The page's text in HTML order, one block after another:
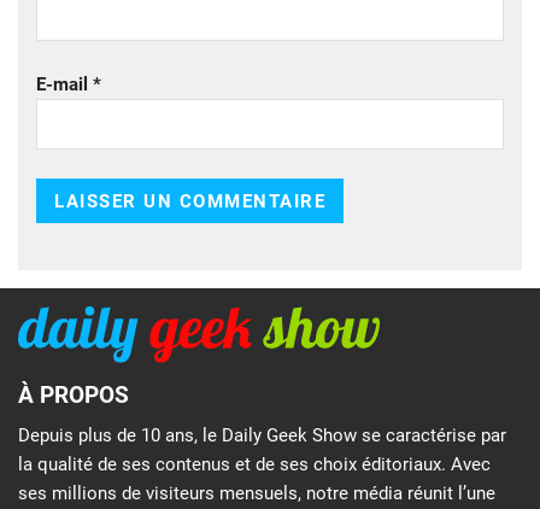
E-mail *
À PROPOS
Depuis plus de 10 ans, le Daily Geek Show se caractérise par
la qualité de ses contenus et de ses choix éditoriaux. Avec
ses millions de visiteurs mensuels, notre média réunit l’une